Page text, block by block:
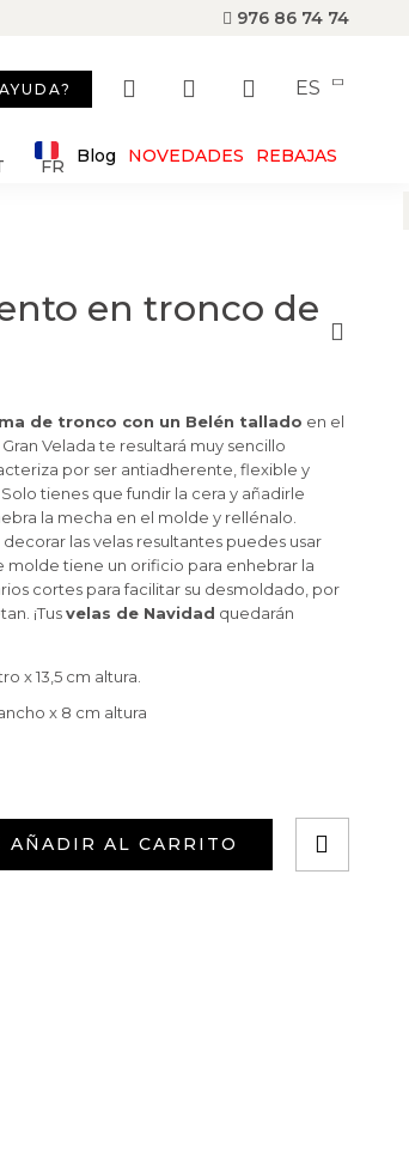
976 86 74 74
ES
FR Blog NOVEDADES REBAJAS
en tronco de
de tronco con un Belén tallado en el
Velada te resultará muy sencillo
por ser antiadherente, flexible y
tienes que fundir la cera y añadirle
la mecha en el molde y rellénalo.
las velas resultantes puedes usar
molde tiene un orificio para enhebrar la
cortes para facilitar su desmoldado, por
¡Tusvelas de Navidad quedarán
x 13,5 cm altura.
x 8 cm altura
AÑADIR AL CARRITO